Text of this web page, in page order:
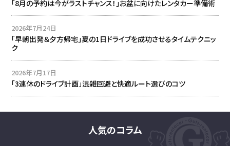
「8月の予約は今がラストチャンス！」お盆に向けたレンタカー準備術
2026年7月24日
「早朝出発＆夕方帰宅」夏の1日ドライブを成功させるタイムテクニッ
ク
2026年7月17日
「3連休のドライブ計画」混雑回避と快適ルート選びのコツ
人気のコラム